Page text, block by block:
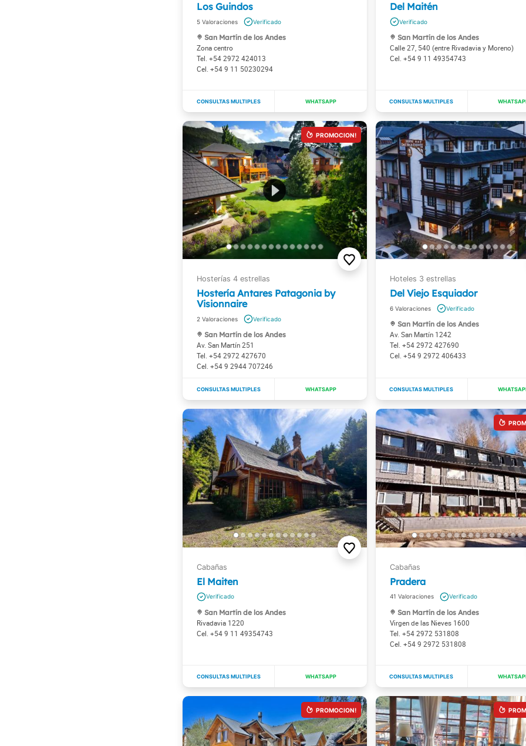
Los Guindos
5
San Martín de los Andes
Zona centro
+54 2972 424013
+54 9 11 50230294
Del Maitén
San Martín de los Andes
Calle 27, 540 (entre Rivadavia y Moreno)
+54 9 11 49354743
Hostería Antares Patagonia by
Visionnaire
2
San Martín de los Andes
Av. San Martín 251
+54 2972 427670
+54 9 2944 707246
Del Viejo Esquiador
6
San Martín de los Andes
Av. San Martín 1242
+54 2972 427690
+54 9 2972 406433
El Maiten
San Martín de los Andes
Rivadavia 1220
+54 9 11 49354743
Pradera
41
San Martín de los Andes
Virgen de las Nieves 1600
+54 2972 531808
+54 9 2972 531808